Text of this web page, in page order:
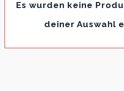
Es wurden keine
deiner Auswahl